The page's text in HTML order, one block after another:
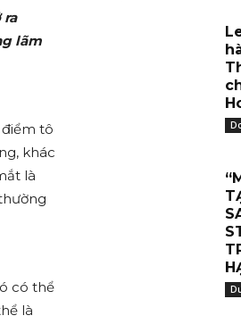
ra
lãm
tô
khác
là
có thể
là